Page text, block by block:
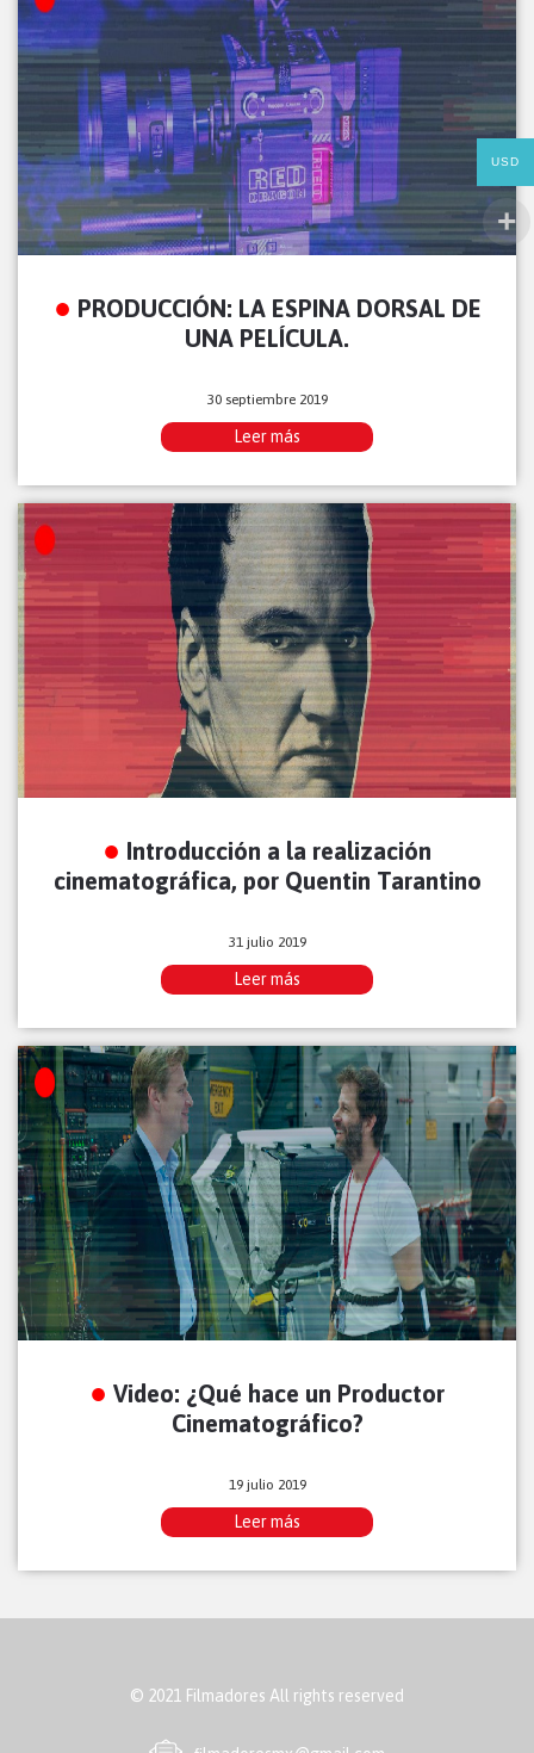
PRODUCCIÓN: LA ESPINA DORSAL DE
UNA PELÍCULA.
30 septiembre 2019
Leer más
Introducción a la realización
cinematográfica, por Quentin Tarantino
31 julio 2019
Leer más
Video: ¿Qué hace un Productor
Cinematográfico?
19 julio 2019
Leer más
© 2021 Filmadores All rights reserved
USD